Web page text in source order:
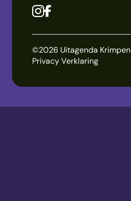
©2026 Uitagenda Krimpen
Privacy Verklaring